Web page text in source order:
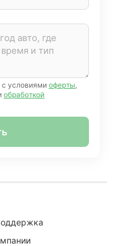
условиями оферты,
обработкой